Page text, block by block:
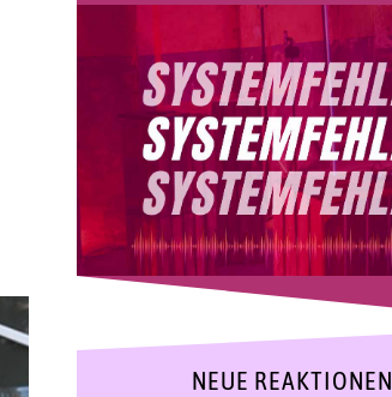
NEUE REAKTIONEN